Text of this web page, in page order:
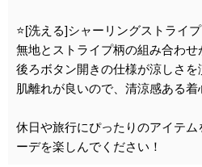
⭐️[洗える]シャーリングストライプ
無地とストライプ柄の組み合わ
後ろボタン開きの仕様が涼しさを
肌離れが良いので、清涼感ある
休日や旅行にぴったりのアイテ
ーデを楽しんでください！